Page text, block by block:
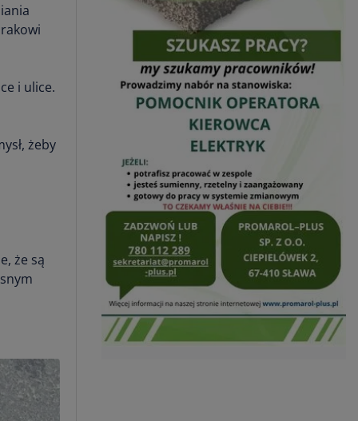
i ulice.
żeby
że są